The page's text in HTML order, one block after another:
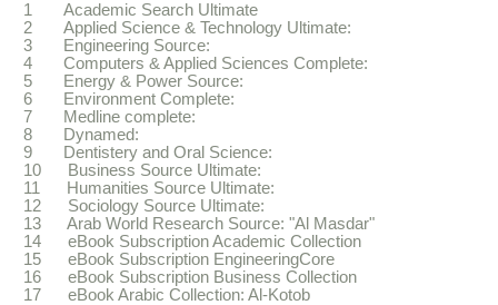
1 Academic Search Ultimate
2 Applied Science & Technology Ultimate:
3 Engineering Source:
4 Computers & Applied Sciences Complete:
5 Energy & Power Source:
6 Environment Complete:
7 Medline complete:
8 Dynamed:
9 Dentistery and Oral Science:
10 Business Source Ultimate:
11 Humanities Source Ultimate:
12 Sociology Source Ultimate:
13 Arab World Research Source: "Al Masdar"
14 eBook Subscription Academic Collection
15 eBook Subscription EngineeringCore
16 eBook Subscription Business Collection
17 eBook Arabic Collection: Al-Kotob